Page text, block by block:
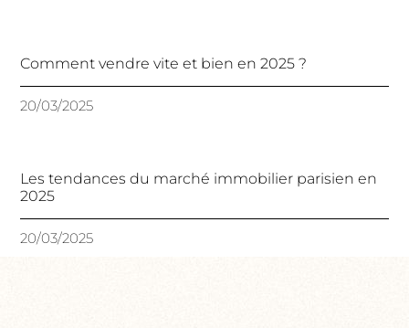
Comment vendre vite et bien en 2025 ?
20/03/2025
Les tendances du marché immobilier parisien en
2025
20/03/2025